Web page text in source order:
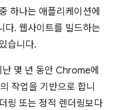
하나는 애플리케이션에
다. 웹사이트를 빌드하는
습니다.
몇 년 동안 Chrome에
작업을 기반으로 합니
링 또는 정적 렌더링보다